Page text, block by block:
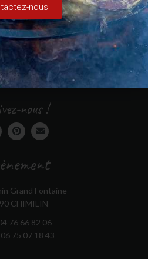
nous !
Grand Fontaine
CHIMILIN
76 66 82 06
06 75 07 18 43
nous